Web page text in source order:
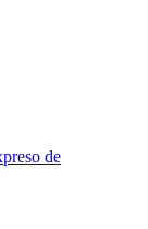
de